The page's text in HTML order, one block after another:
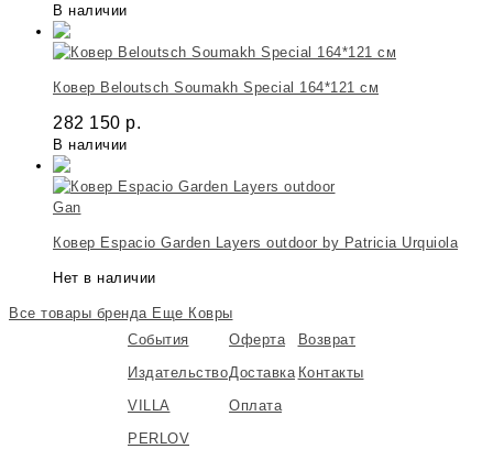
В наличии
Ковер Beloutsch Soumakh Special 164*121 см
282 150 р.
В наличии
Gan
Ковер Espacio Garden Layers outdoor by Patricia Urquiola
Нет в наличии
Все товары бренда Еще Ковры
События
Издательство
VILLA
PERLOV
Оферта
Доставка
Оплата
Возврат
Контакты